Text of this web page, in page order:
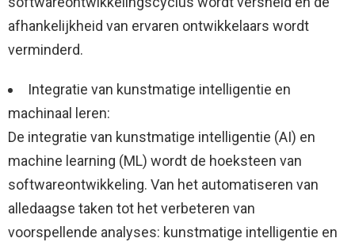
afhankelijkheid van ervaren ontwikkelaars wordt
verminderd.
Integratie van kunstmatige intelligentie en
machinaal leren:
De integratie van kunstmatige intelligentie (AI) en
machine learning (ML) wordt de hoeksteen van
softwareontwikkeling. Van het automatiseren van
alledaagse taken tot het verbeteren van
voorspellende analyses: kunstmatige intelligentie en